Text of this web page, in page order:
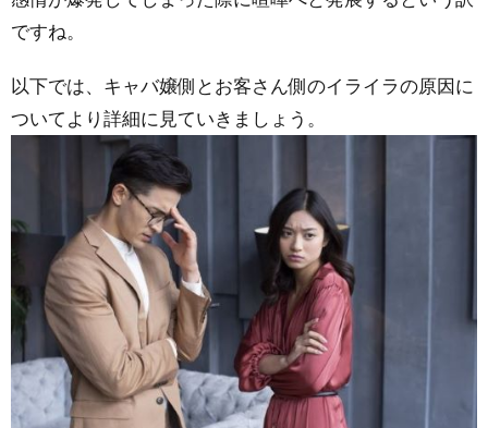
ですね。
以下では、キャバ嬢側とお客さん側のイライラの原因に
ついてより詳細に見ていきましょう。